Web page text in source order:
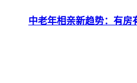
中老年相亲新趋势：有房